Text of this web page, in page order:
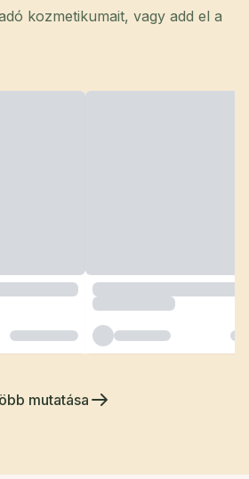
kozmetikumait, vagy add el a
mutatása